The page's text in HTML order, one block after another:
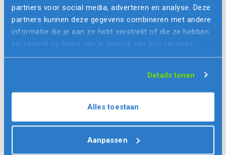
partners voor social media, adverteren en analyse. Deze
partners kunnen deze gegevens combineren met andere
informatie die je aan ze hebt verstrekt of die ze hebben
verzameld op basis van je gebruik van hun services.
Details tonen
Alles toestaan
Aanpassen
Bekijk deze case